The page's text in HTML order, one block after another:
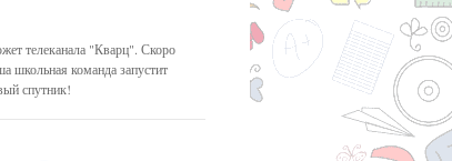
телеканала "Кварц". Скоро
школьная команда запустит
спутник!